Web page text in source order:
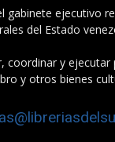
ejecutivo
del Estado
y
y otros bienes